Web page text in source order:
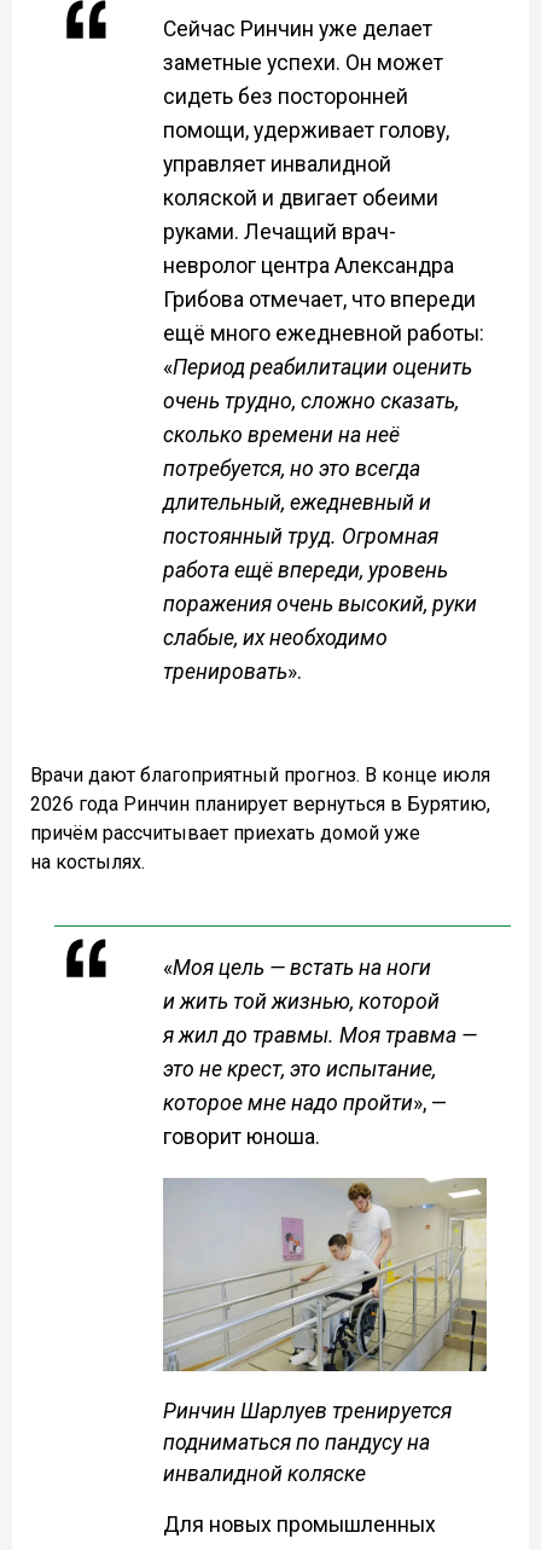
Сейчас Ринчин уже делает
заметные успехи. Он может
сидеть без посторонней
помощи, удерживает голову,
управляет инвалидной
коляской и двигает обеими
руками. Лечащий врач-
невролог центра Александра
Грибова отмечает, что впереди
ещё много ежедневной работы:
«Период реабилитации оценить
очень трудно, сложно сказать,
сколько времени на неё
потребуется, но это всегда
длительный, ежедневный и
постоянный труд. Огромная
работа ещё впереди, уровень
поражения очень высокий, руки
слабые, их необходимо
тренировать».
Врачи дают благоприятный прогноз. В конце июля
2026 года Ринчин планирует вернуться в Бурятию,
причём рассчитывает приехать домой уже
на костылях.
«Моя цель — встать на ноги
и жить той жизнью, которой
я жил до травмы. Моя травма —
это не крест, это испытание,
которое мне надо пройти», —
говорит юноша.
Ринчин Шарлуев тренируется
подниматься по пандусу на
инвалидной коляске
Для новых промышленных